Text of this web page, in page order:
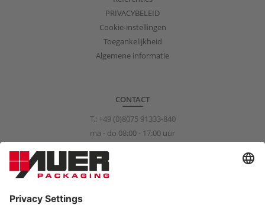
PRIVACYBELEID
Cookie-instellingen
Toegankelijkheid
Algemene informatie
CONTACT
T.: +49 (0)8075 91333-840
ma - do 08:00 - 17:00 uur
info@auer-packaging.com